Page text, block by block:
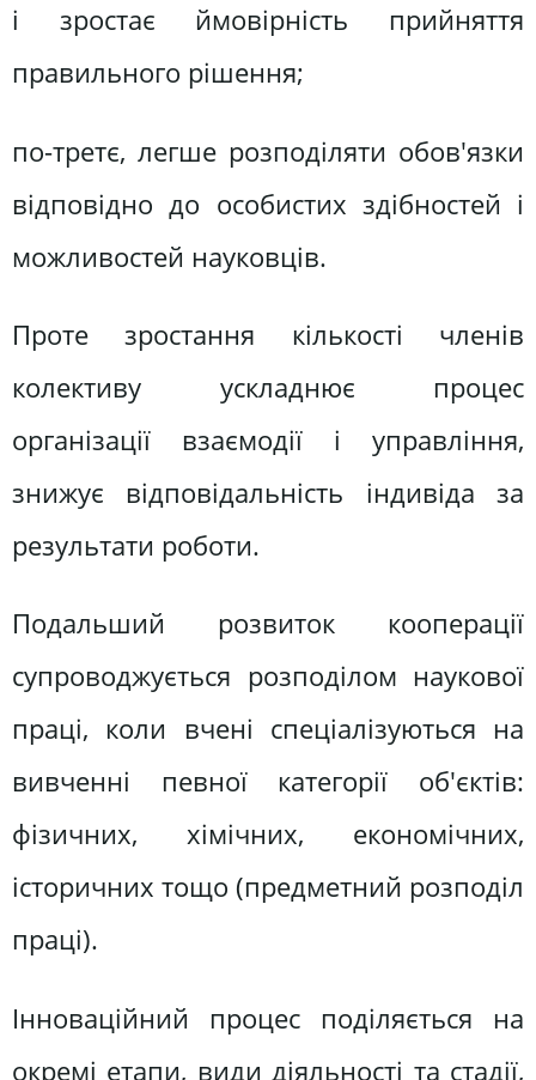
і зростає ймовірність прийняття
правильного рішення;
по-третє, легше розподіляти обов'язки
відповідно до особистих здібностей і
можливостей науковців.
Проте зростання кількості членів
колективу ускладнює процес
організації взаємодії і управління,
знижує відповідальність індивіда за
результати роботи.
Подальший розвиток кооперації
супроводжується розподілом наукової
праці, коли вчені спеціалізуються на
вивченні певної категорії об'єктів:
фізичних, хімічних, економічних,
історичних тощо (предметний розподіл
праці).
Інноваційний процес поділяється на
окремі етапи, види діяльності та стадії,